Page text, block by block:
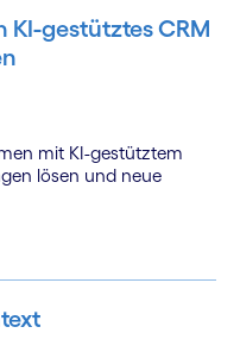
KI-gestütztes CRM
mit KI-gestütztem
lösen und neue